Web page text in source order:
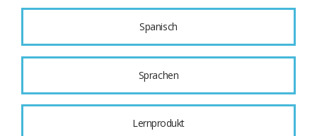
Spanisch
Sprachen
Lernprodukt